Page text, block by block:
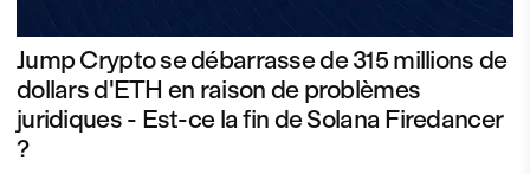
Jump Crypto se débarrasse de 315 millions de
dollars d'ETH en raison de problèmes
juridiques - Est-ce la fin de Solana Firedancer
?